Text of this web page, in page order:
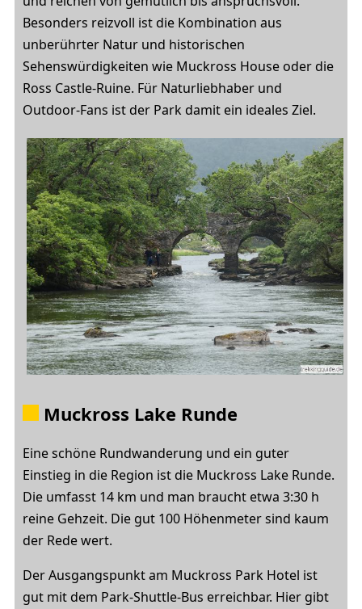
Besonders reizvoll ist die Kombination aus
unberührter Natur und historischen
Sehenswürdigkeiten wie Muckross House oder die
Ross Castle-Ruine. Für Naturliebhaber und
Outdoor-Fans ist der Park damit ein ideales Ziel.
Muckross Lake Runde
Eine schöne Rundwanderung und ein guter
Einstieg in die Region ist die Muckross Lake Runde.
Die umfasst 14 km und man braucht etwa 3:30 h
reine Gehzeit. Die gut 100 Höhenmeter sind kaum
der Rede wert.
Der Ausgangspunkt am Muckross Park Hotel ist
gut mit dem Park-Shuttle-Bus erreichbar. Hier gibt